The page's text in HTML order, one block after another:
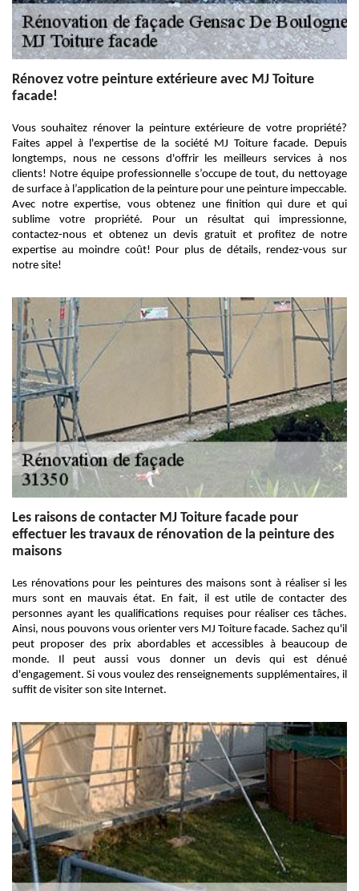
Rénovez votre peinture extérieure avec MJ Toiture
facade!
Vous souhaitez rénover la peinture extérieure de votre propriété?
Faites appel à l'expertise de la société MJ Toiture facade. Depuis
longtemps, nous ne cessons d'offrir les meilleurs services à nos
clients! Notre équipe professionnelle s’occupe de tout, du nettoyage
de surface à l’application de la peinture pour une peinture impeccable.
Avec notre expertise, vous obtenez une finition qui dure et qui
sublime votre propriété. Pour un résultat qui impressionne,
contactez-nous et obtenez un devis gratuit et profitez de notre
expertise au moindre coût! Pour plus de détails, rendez-vous sur
notre site!
Les raisons de contacter MJ Toiture facade pour
effectuer les travaux de rénovation de la peinture des
maisons
Les rénovations pour les peintures des maisons sont à réaliser si les
murs sont en mauvais état. En fait, il est utile de contacter des
personnes ayant les qualifications requises pour réaliser ces tâches.
Ainsi, nous pouvons vous orienter vers MJ Toiture facade. Sachez qu'il
peut proposer des prix abordables et accessibles à beaucoup de
monde. Il peut aussi vous donner un devis qui est dénué
d'engagement. Si vous voulez des renseignements supplémentaires, il
suffit de visiter son site Internet.